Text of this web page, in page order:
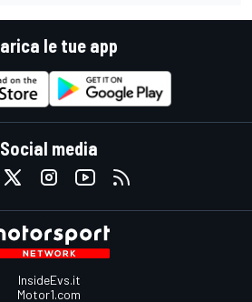
le tue app
Social media
InsideEvs.it
Motor1.com